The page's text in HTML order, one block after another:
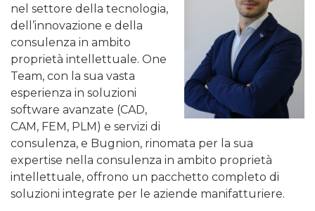
nel settore della tecnologia,
dell’innovazione e della
consulenza in ambito
proprietà intellettuale. One
Team, con la sua vasta
esperienza in soluzioni
software avanzate (CAD,
CAM, FEM, PLM) e servizi di
consulenza, e Bugnion, rinomata per la sua
expertise nella consulenza in ambito proprietà
intellettuale, offrono un pacchetto completo di
soluzioni integrate per le aziende manifatturiere.